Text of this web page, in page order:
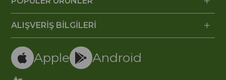
ALIŞVERİŞ BİLGİLERİ
Apple Android